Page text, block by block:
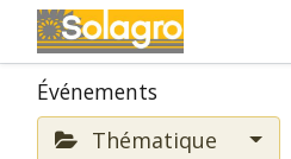
Événements
Thématique